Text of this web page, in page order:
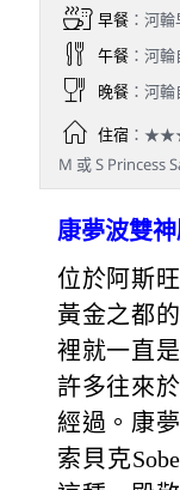
早餐：河輪
午餐：河輪
晚餐：河輪
住宿：
M 或 S Princess
康夢波雙
位於阿斯
黃金之都
裡就一直
許多往來
經過。康
索貝克